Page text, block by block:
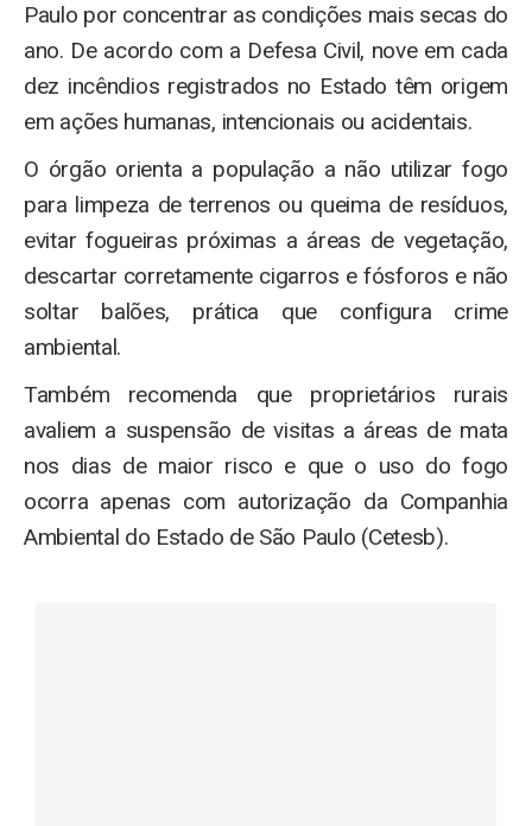
Paulo por concentrar as condições mais secas do
ano. De acordo com a Defesa Civil, nove em cada
dez incêndios registrados no Estado têm origem
em ações humanas, intencionais ou acidentais.
O órgão orienta a população a não utilizar fogo
para limpeza de terrenos ou queima de resíduos,
evitar fogueiras próximas a áreas de vegetação,
descartar corretamente cigarros e fósforos e não
soltar balões, prática que configura crime
ambiental.
Também recomenda que proprietários rurais
avaliem a suspensão de visitas a áreas de mata
nos dias de maior risco e que o uso do fogo
ocorra apenas com autorização da Companhia
Ambiental do Estado de São Paulo (Cetesb).